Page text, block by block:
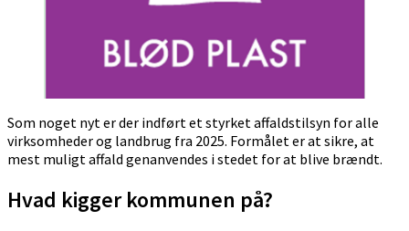
Som noget nyt er der indført et styrket affaldstilsyn for alle
virksomheder og landbrug fra 2025. Formålet er at sikre, at
mest muligt affald genanvendes i stedet for at blive brændt.
Hvad kigger kommunen på?